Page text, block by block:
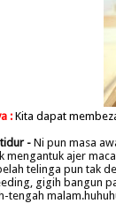
: Kita dapat
- Ni pun masa
mengantuk ajer
telinga pun tak
gigih bangun
tengah